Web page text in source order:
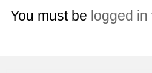
You must be logged in